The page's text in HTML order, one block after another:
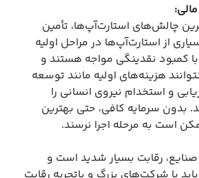
:
چالش‌های استارت‌آپ‌ها، تأمین
از استارت‌آپ‌ها در مراحل اولیه
کمبود نقدینگی مواجه هستند و
هزینه‌های اولیه مانند توسعه
و استخدام نیروی انسانی را
سرمایه کافی، حتی بهترین
است به مرحله اجرا نرسند.
صنایع، رقابت بسیار شدید است و